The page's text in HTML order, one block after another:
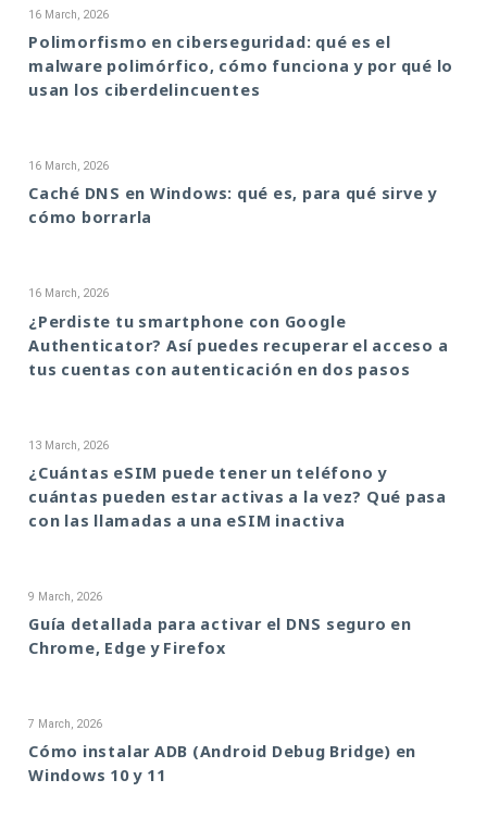
16 March, 2026
Polimorfismo en ciberseguridad: qué es el
malware polimórfico, cómo funciona y por qué lo
usan los ciberdelincuentes
16 March, 2026
Caché DNS en Windows: qué es, para qué sirve y
cómo borrarla
16 March, 2026
¿Perdiste tu smartphone con Google
Authenticator? Así puedes recuperar el acceso a
tus cuentas con autenticación en dos pasos
13 March, 2026
¿Cuántas eSIM puede tener un teléfono y
cuántas pueden estar activas a la vez? Qué pasa
con las llamadas a una eSIM inactiva
9 March, 2026
Guía detallada para activar el DNS seguro en
Chrome, Edge y Firefox
7 March, 2026
Cómo instalar ADB (Android Debug Bridge) en
Windows 10 y 11